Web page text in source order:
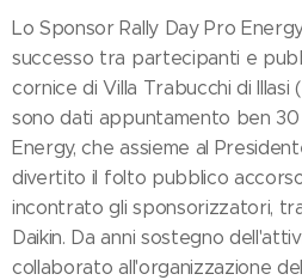
Lo Sponsor Rally Day Pro
successo tra partecipanti e
cornice di Villa Trabucchi di Illasi
sono dati appuntamento ben
Energy, che assieme al
divertito il folto pubblico
incontrato gli sponsorizzatori,
Daikin. Da anni sostegno
collaborato all'organizzazione